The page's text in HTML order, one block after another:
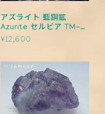
アズライト 藍銅鉱
Azurite セルビア TM-
0011
¥12,600